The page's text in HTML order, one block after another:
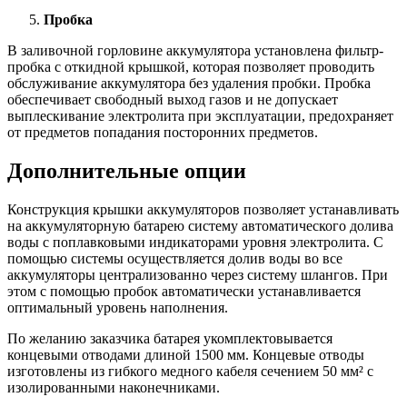
Пробка
В заливочной горловине аккумулятора установлена фильтр-
пробка с откидной крышкой, которая позволяет проводить
обслуживание аккумулятора без удаления пробки. Пробка
обеспечивает свободный выход газов и не допускает
выплескивание электролита при эксплуатации, предохраняет
от предметов попадания посторонних предметов.
Дополнительные опции
Конструкция крышки аккумуляторов позволяет устанавливать
на аккумуляторную батарею систему автоматического долива
воды с поплавковыми индикаторами уровня электролита. С
помощью системы осуществляется долив воды во все
аккумуляторы централизованно через систему шлангов. При
этом с помощью пробок автоматически устанавливается
оптимальный уровень наполнения.
По желанию заказчика батарея укомплектовывается
концевыми отводами длиной 1500 мм. Концевые отводы
изготовлены из гибкого медного кабеля сечением 50 мм² с
изолированными наконечниками.